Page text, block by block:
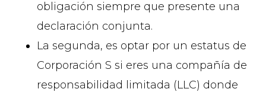
obligación siempre que presente una
declaración conjunta.
La segunda, es optar por un estatus de
Corporación S si eres una compañía de
responsabilidad limitada (LLC) donde